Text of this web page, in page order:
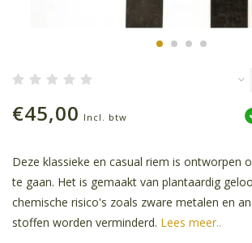
€45,00 Incl. btw
Deze klassieke en casual riem is ontworpen
te gaan. Het is gemaakt van plantaardig
chemische risico's zoals zware metalen en
stoffen worden verminderd. Lees meer..